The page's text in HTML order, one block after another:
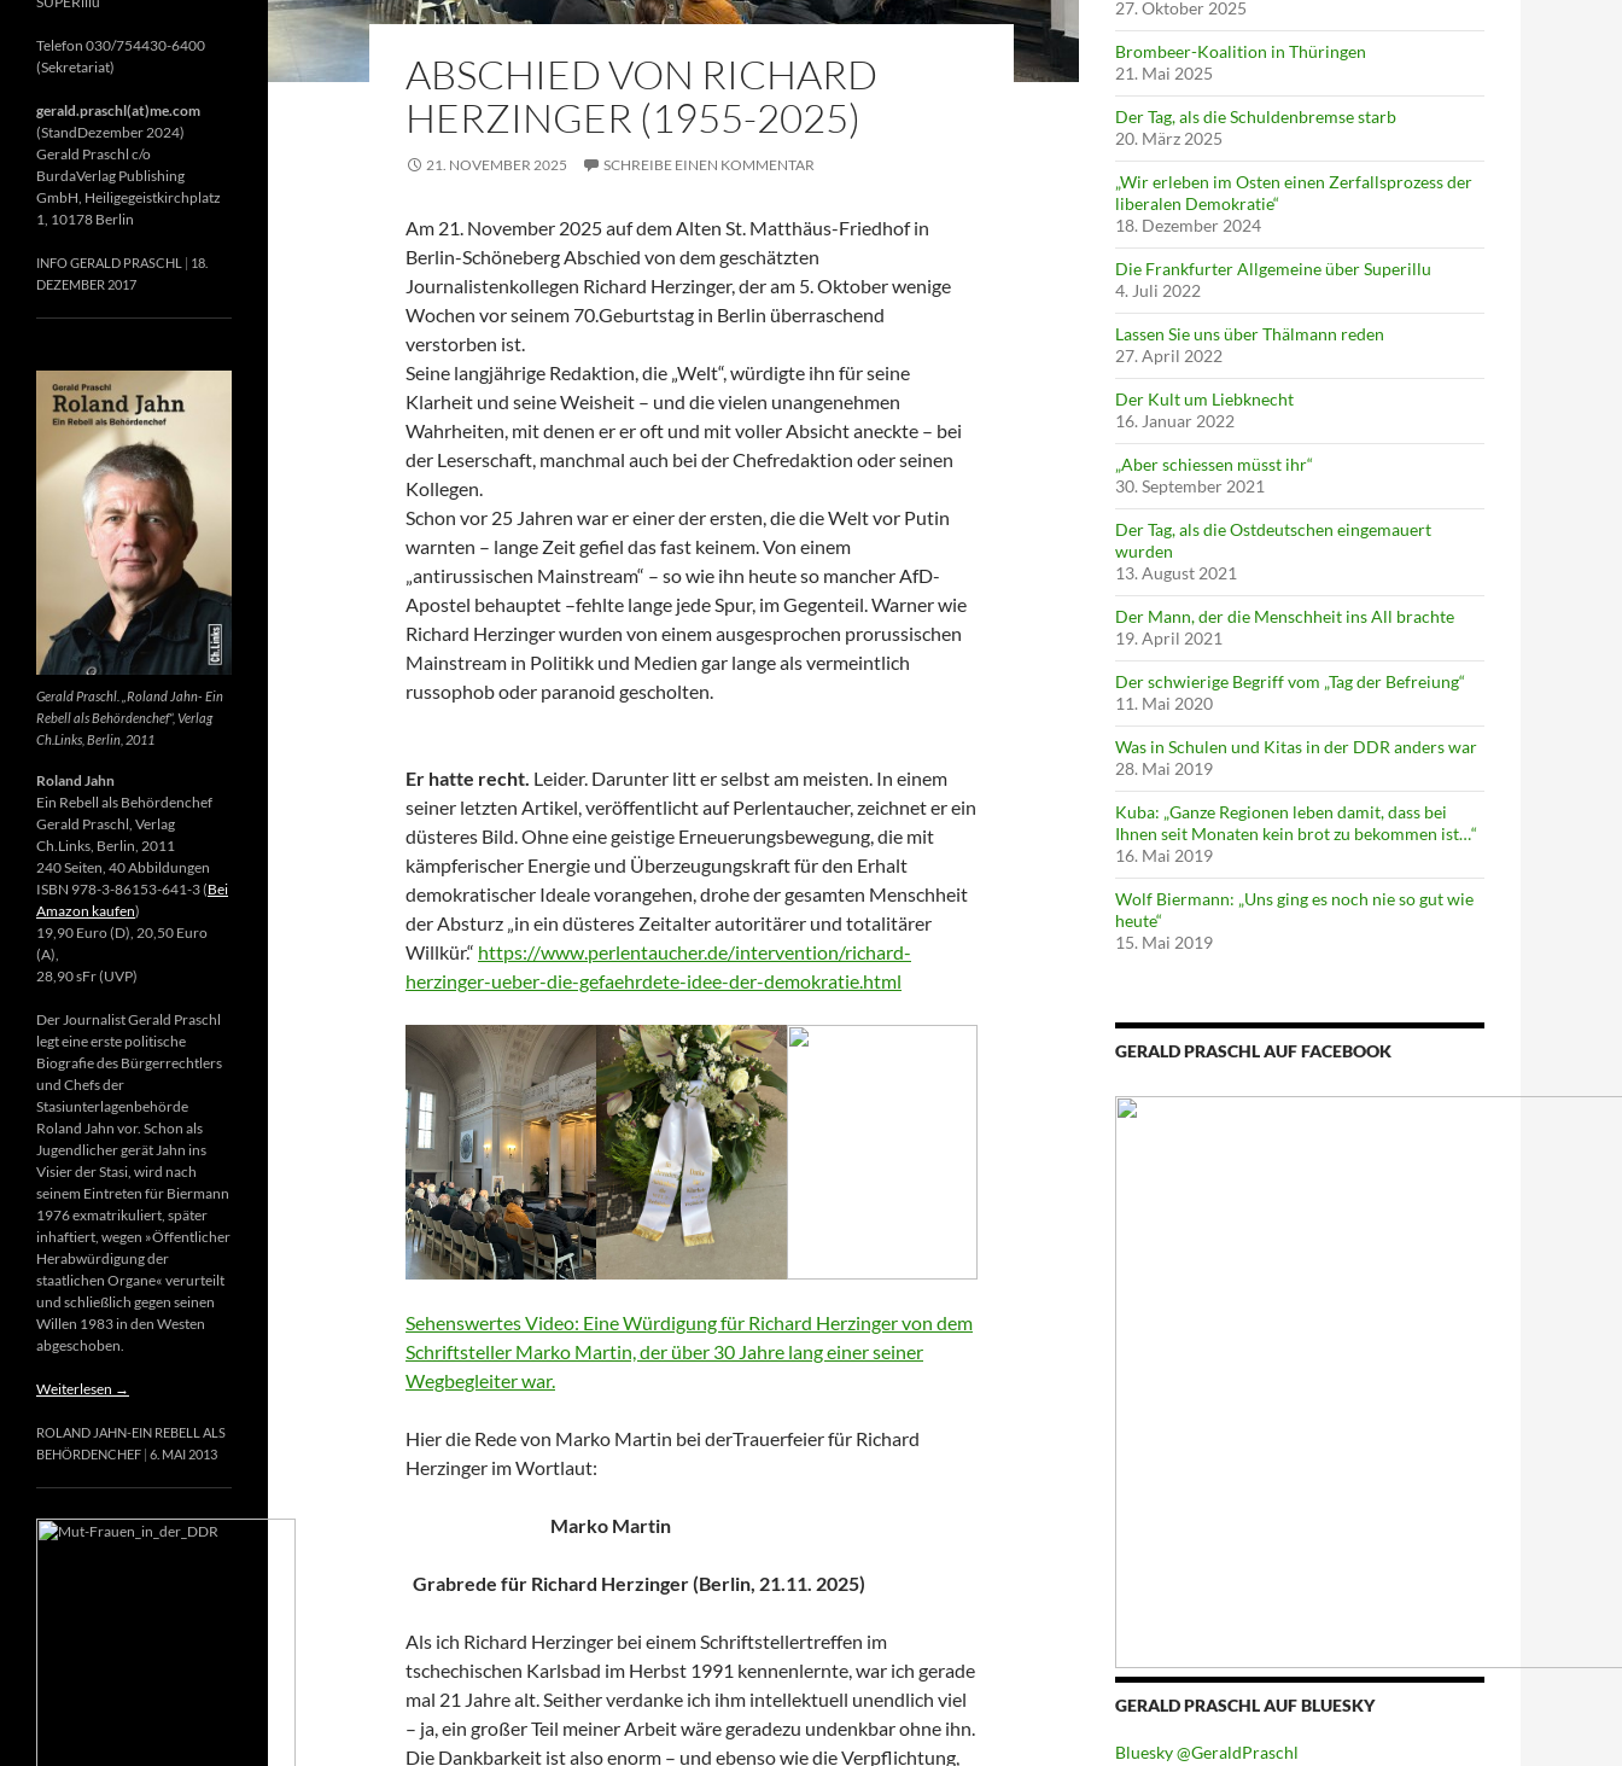
ABSCHIED VON RICHARD
HERZINGER (1955-2025)
21. NOVEMBER 2025 SCHREIBE EINEN KOMMENTAR
Am 21. November 2025 auf dem Alten St. Matthäus-Friedhof in
Berlin-Schöneberg Abschied von dem geschätzten
Journalistenkollegen Richard Herzinger, der am 5. Oktober wenige
Wochen vor seinem 70.Geburtstag in Berlin überraschend
verstorben ist.
Seine langjährige Redaktion, die „Welt“, würdigte ihn für seine
Klarheit und seine Weisheit – und die vielen unangenehmen
Wahrheiten, mit denen er er oft und mit voller Absicht aneckte – bei
der Leserschaft, manchmal auch bei der Chefredaktion oder seinen
Kollegen.
Schon vor 25 Jahren war er einer der ersten, die die Welt vor Putin
warnten – lange Zeit gefiel das fast keinem. Von einem
„antirussischen Mainstream“ – so wie ihn heute so mancher AfD-
Apostel behauptet –fehlte lange jede Spur, im Gegenteil. Warner wie
Richard Herzinger wurden von einem ausgesprochen prorussischen
Mainstream in Politikk und Medien gar lange als vermeintlich
russophob oder paranoid gescholten.
Er hatte recht. Leider. Darunter litt er selbst am meisten. In einem
seiner letzten Artikel, veröffentlicht auf Perlentaucher, zeichnet er ein
düsteres Bild. Ohne eine geistige Erneuerungsbewegung, die mit
kämpferischer Energie und Überzeugungskraft für den Erhalt
demokratischer Ideale vorangehen, drohe der gesamten Menschheit
der Absturz „in ein düsteres Zeitalter autoritärer und totalitärer
Willkür.“ https://www.perlentaucher.de/intervention/richard-
herzinger-ueber-die-gefaehrdete-idee-der-demokratie.html
Sehenswertes Video: Eine Würdigung für Richard Herzinger von dem
Schriftsteller Marko Martin, der über 30 Jahre lang einer seiner
Wegbegleiter war.
Hier die Rede von Marko Martin bei derTrauerfeier für Richard
Herzinger im Wortlaut:
Marko Martin
Grabrede für Richard Herzinger (Berlin, 21.11. 2025)
Als ich Richard Herzinger bei einem Schriftstellertreffen im
tschechischen Karlsbad im Herbst 1991 kennenlernte, war ich gerade
mal 21 Jahre alt. Seither verdanke ich ihm intellektuell unendlich viel
– ja, ein großer Teil meiner Arbeit wäre geradezu undenkbar ohne ihn.
Die Dankbarkeit ist also enorm – und ebenso wie die Verpflichtung,
27. Oktober 2025
Brombeer-Koalition in Thüringen
21. Mai 2025
Der Tag, als die Schuldenbremse starb
20. März 2025
„Wir erleben im Osten einen Zerfallsprozess der
liberalen Demokratie“
18. Dezember 2024
Die Frankfurter Allgemeine über Superillu
4. Juli 2022
Lassen Sie uns über Thälmann reden
27. April 2022
Der Kult um Liebknecht
16. Januar 2022
„Aber schiessen müsst ihr“
30. September 2021
Der Tag, als die Ostdeutschen eingemauert
wurden
13. August 2021
Der Mann, der die Menschheit ins All brachte
19. April 2021
Der schwierige Begriff vom „Tag der Befreiung“
11. Mai 2020
Was in Schulen und Kitas in der DDR anders war
28. Mai 2019
Kuba: „Ganze Regionen leben damit, dass bei
Ihnen seit Monaten kein brot zu bekommen ist…“
16. Mai 2019
Wolf Biermann: „Uns ging es noch nie so gut wie
heute“
15. Mai 2019
GERALD PRASCHL AUF FACEBOOK
GERALD PRASCHL AUF BLUESKY
Bluesky @GeraldPraschl
Telefon 030/754430-6400
(Sekretariat)
gerald.praschl(at)me.com
(StandDezember 2024)
Gerald Praschl c/o
BurdaVerlag Publishing
GmbH, Heiligegeistkirchplatz
1, 10178 Berlin
INFO GERALD PRASCHL
18.
DEZEMBER 2017
Gerald Praschl. „Roland Jahn- Ein
Rebell als Behördenchef“, Verlag
Ch.Links, Berlin, 2011
Roland Jahn
Ein Rebell als Behördenchef
Gerald Praschl, Verlag
Ch.Links, Berlin, 2011
240 Seiten, 40 Abbildungen
ISBN 978-3-86153-641-3 (Bei
Amazon kaufen)
19,90 Euro (D), 20,50 Euro
(A),
28,90 sFr (UVP)
Der Journalist Gerald Praschl
legt eine erste politische
Biografie des Bürgerrechtlers
und Chefs der
Stasiunterlagenbehörde
Roland Jahn vor. Schon als
Jugendlicher gerät Jahn ins
Visier der Stasi, wird nach
seinem Eintreten für Biermann
1976 exmatrikuliert, später
inhaftiert, wegen »Öffentlicher
Herabwürdigung der
staatlichen Organe« verurteilt
und schließlich gegen seinen
Willen 1983 in den Westen
abgeschoben.
Weiterlesen →
ROLAND JAHN-EIN REBELL ALS
BEHÖRDENCHEF 6. MAI 2013